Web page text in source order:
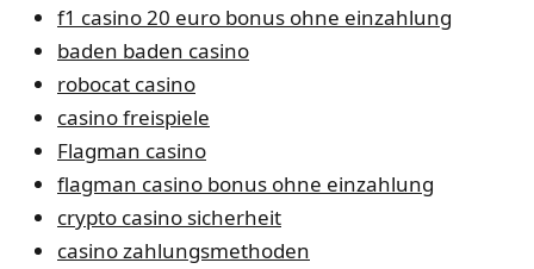
f1 casino 20 euro bonus ohne einzahlung
baden baden casino
robocat casino
casino freispiele
Flagman casino
flagman casino bonus ohne einzahlung
crypto casino sicherheit
casino zahlungsmethoden